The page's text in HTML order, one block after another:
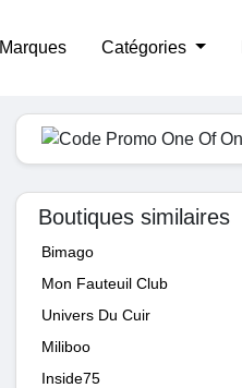
Marques Catégories
Boutiques similaires
Bimago
Mon Fauteuil Club
Univers Du Cuir
Miliboo
Inside75